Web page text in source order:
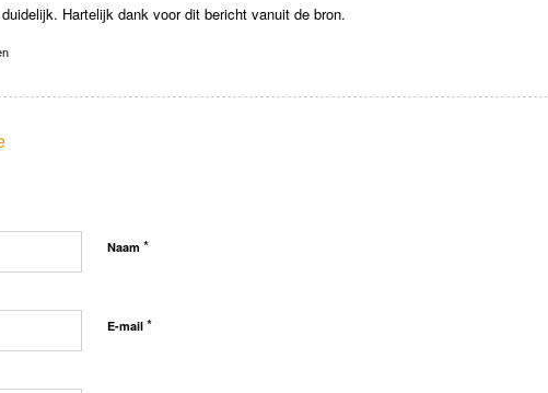
Hartelijk dank voor dit bericht vanuit de bron.
Naam *
E-mail *